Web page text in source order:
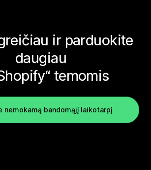
ir parduokite
daugiau
temomis
nemokamą bandomąjį laikotarpį